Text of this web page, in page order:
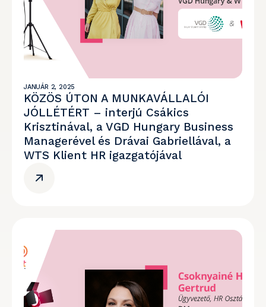
JANUÁR 2, 2025
KÖZÖS ÚTON A MUNKAVÁLLALÓI
JÓLLÉTÉRT – interjú Csákics
Krisztinával, a VGD Hungary Business
Managerével és Drávai Gabriellával, a
WTS Klient HR igazgatójával